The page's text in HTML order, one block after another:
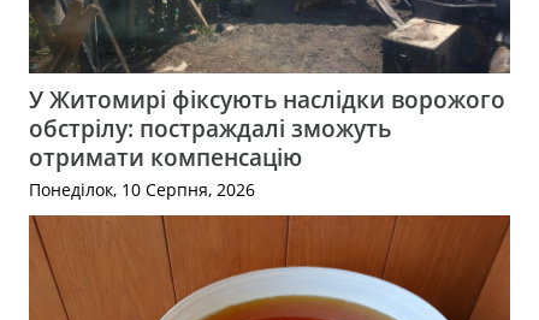
У Житомирі фіксують наслідки ворожого
обстрілу: постраждалі зможуть
отримати компенсацію
Понеділок, 10 Серпня, 2026